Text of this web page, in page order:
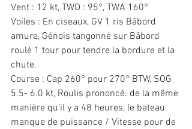
Vent : 12 kt, TWD : 95°, TWA 160°
Voiles : En ciseaux, GV 1 ris Bâbord
amure, Génois tangonné sur Bâbord
roulé 1 tour pour tendre la bordure et la
chute.
Course : Cap 260° pour 270° BTW, SOG
5.5- 6.0 kt, Roulis prononcé. de la même
manière qu’il y a 48 heures, le bateau
manque de puissance / Vitesse pour de